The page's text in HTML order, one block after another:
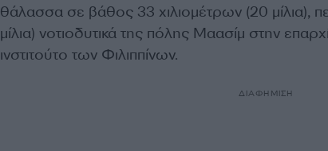
θάλασσα σε βάθος 33 χιλιομέτρων (20 μίλια),
μίλια) νοτιοδυτικά της πόλης Μαασίμ στην
ινστιτούτο των Φιλιππίνων.
ΔΙΑΦΗΜΙΣΗ